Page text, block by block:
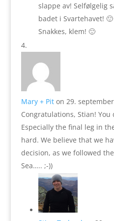
slappe av! Selfølgelig
badet i Svartehavet! 🙂
Snakkes, klem! 🙂
Mary + Pit on 29.
Congratulations, Stian! You
Especially the final leg in
hard. We believe that we
decision, as we followed
Sea….. ;-))